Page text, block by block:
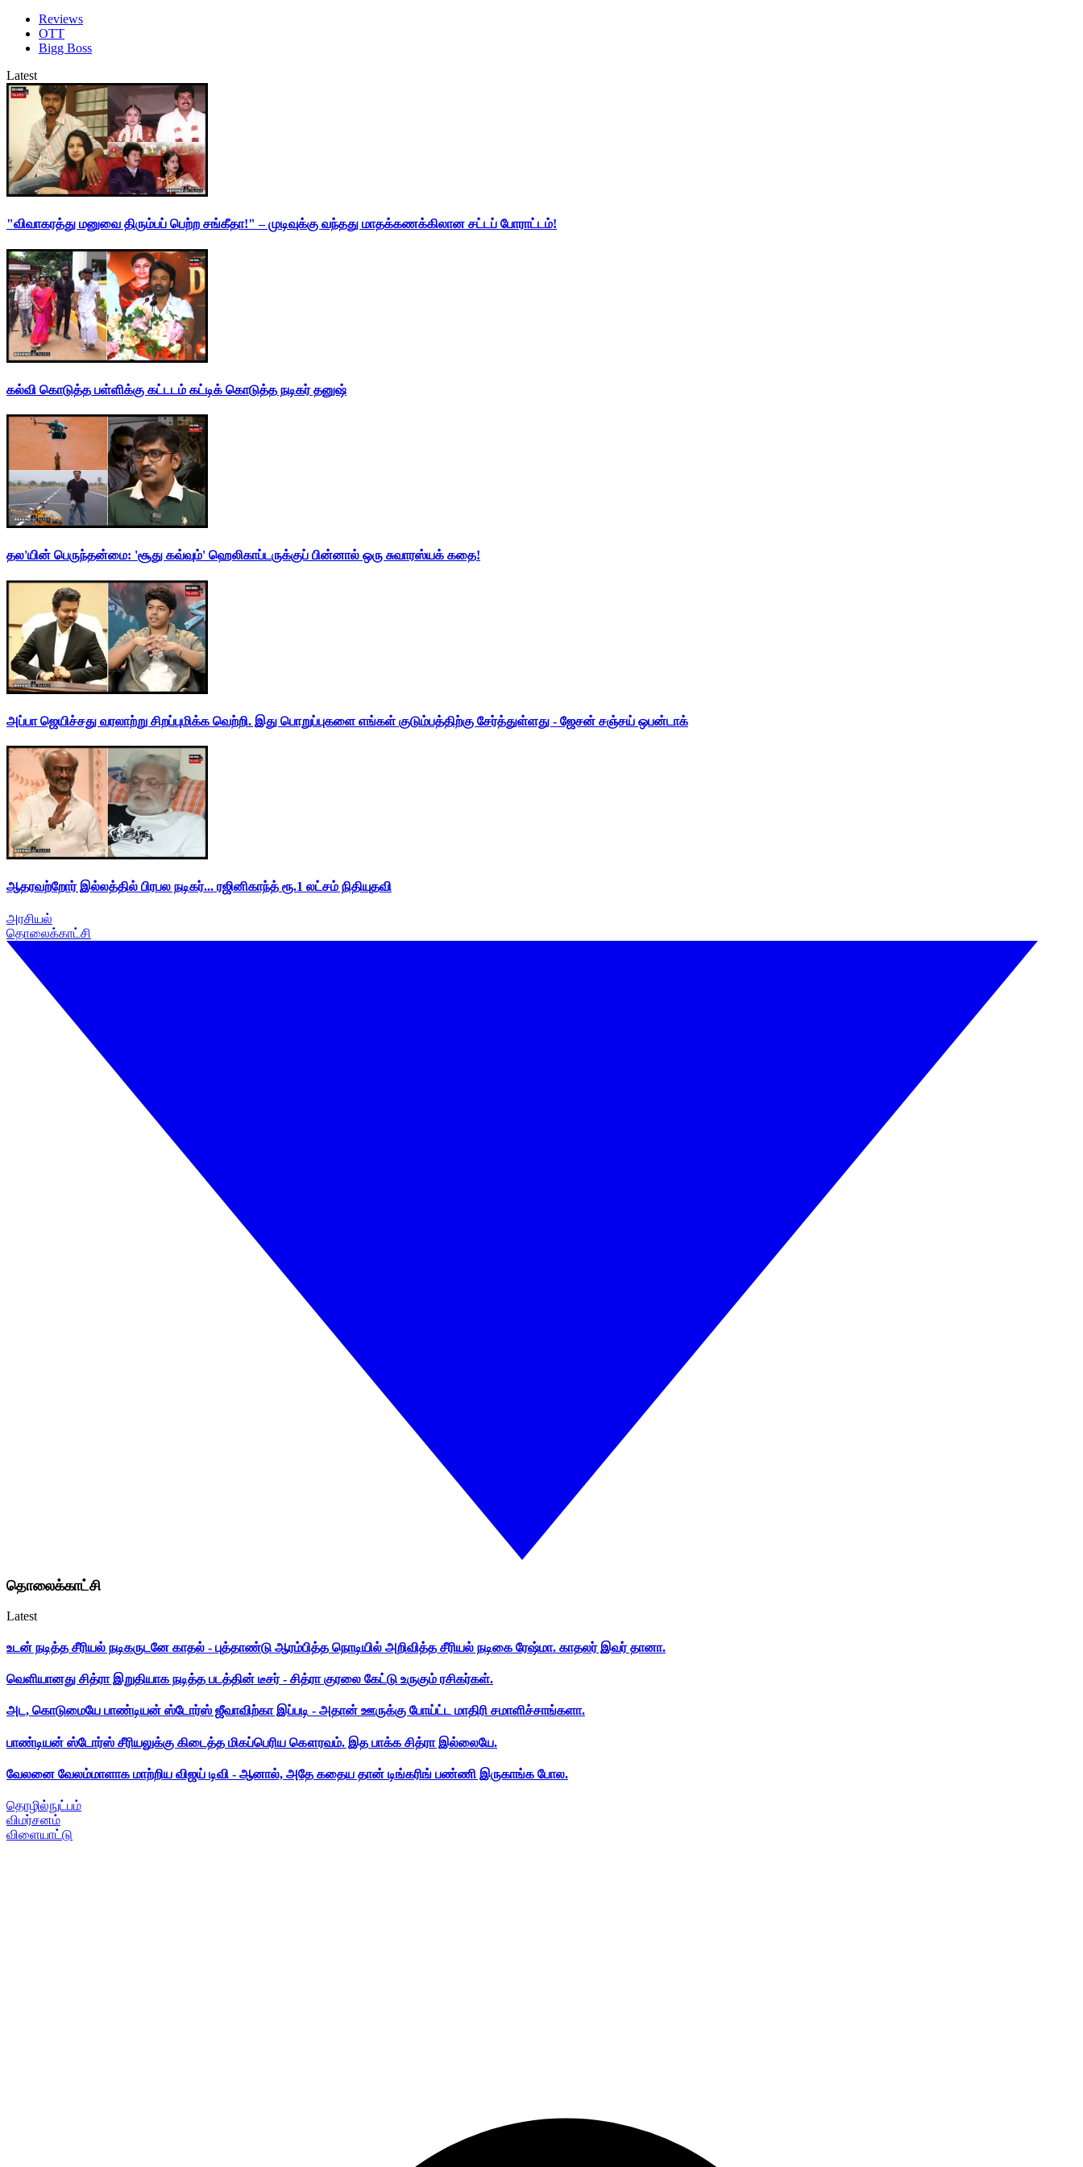
Reviews
OTT
Bigg Boss
Latest
"விவாகரத்து மனுவை திரும்பப் பெற்ற சங்கீதா!" – முடிவுக்கு வந்தது மாதக்கணக்கிலான சட்டப் போராட்டம்!
கல்வி கொடுத்த பள்ளிக்கு கட்டடம் கட்டிக் கொடுத்த நடிகர் தனுஷ்
தல'யின் பெருந்தன்மை: 'சூது கவ்வும்' ஹெலிகாப்டருக்குப் பின்னால் ஒரு சுவாரஸ்யக் கதை!
அப்பா ஜெயிச்சது வரலாற்று சிறப்புமிக்க வெற்றி. இது பொறுப்புகளை எங்கள் குடும்பத்திற்கு சேர்த்துள்ளது - ஜேசன் சஞ்சய் ஒபன்டாக்
ஆதரவற்றோர் இல்லத்தில் பிரபல நடிகர்... ரஜினிகாந்த் ரூ.1 லட்சம் நிதியுதவி
அரசியல்
தொலைக்காட்சி
தொலைக்காட்சி
Latest
உடன் நடித்த சீரியல் நடிகருடனே காதல் - புத்தாண்டு ஆரம்பித்த நொடியில் அறிவித்த சீரியல் நடிகை ரேஷ்மா. காதலர் இவர் தானா.
வெளியானது சித்ரா இறுதியாக நடித்த படத்தின் டீசர் - சித்ரா குரலை கேட்டு உருகும் ரசிகர்கள்.
அட, கொடுமையே பாண்டியன் ஸ்டோர்ஸ் ஜீவாவிற்கா இப்படி - அதான் ஊருக்கு போய்ட்ட மாதிரி சமாளிச்சாங்களா.
பாண்டியன் ஸ்டோர்ஸ் சீரியலுக்கு கிடைத்த மிகப்பெரிய கௌரவம். இத பாக்க சித்ரா இல்லையே.
வேலனை வேலம்மாளாக மாற்றிய விஜய் டிவி - ஆனால், அதே கதைய தான் டிங்கரிங் பண்ணி இருகாங்க போல.
தொழில்நுட்பம்
விமர்சனம்
விளையாட்டு